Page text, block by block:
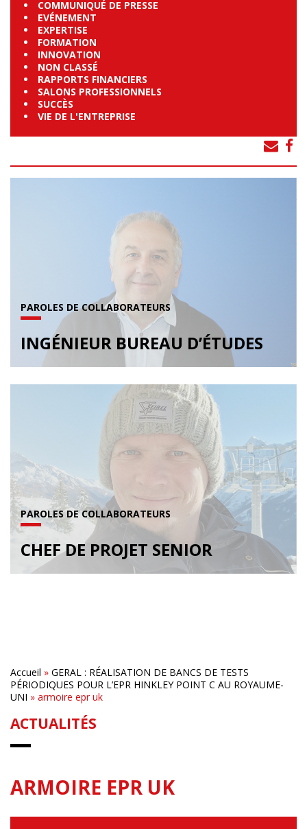
COMMUNIQUÉ DE PRESSE
EVÉNEMENT
EXPERTISE
FORMATION
INNOVATION
NON CLASSÉ
RAPPORTS FINANCIERS
SALONS PROFESSIONNELS
SUCCÈS
VIE DE L'ENTREPRISE
PAROLES DE COLLABORATEURS
INGÉNIEUR BUREAU D’ÉTUDES
PAROLES DE COLLABORATEURS
CHEF DE PROJET SENIOR
Accueil » GERAL : RÉALISATION DE BANCS DE TESTS
PÉRIODIQUES POUR L’EPR HINKLEY POINT C AU ROYAUME-
UNI » armoire epr uk
ACTUALITÉS
ARMOIRE EPR UK